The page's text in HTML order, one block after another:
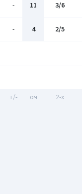
- 11 3/6
- 4 2/5
+/- оч 2-x